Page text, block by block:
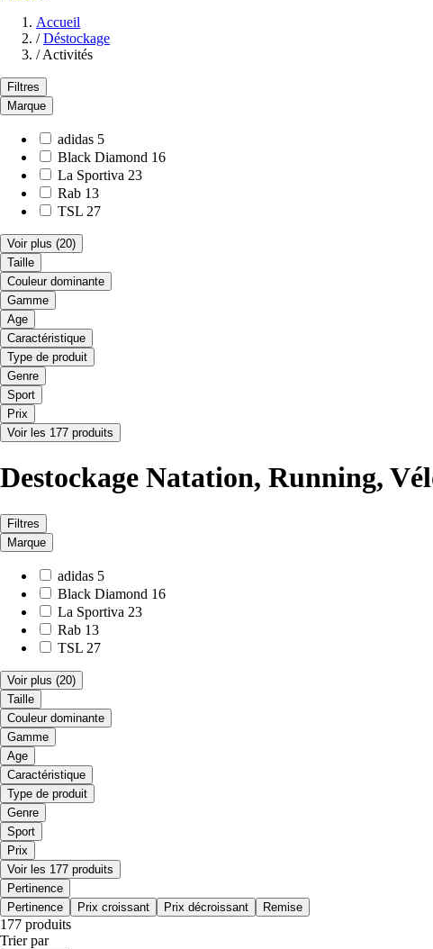
Accueil
/ Déstockage
/ Activités
Filtres
Marque
adidas 5
Black Diamond 16
La Sportiva 23
Rab 13
TSL 27
Voir plus (20)
Taille
Couleur dominante
Gamme
Age
Caractéristique
Type de produit
Genre
Sport
Prix
Voir les 177 produits
Destockage Natation, Running,
Filtres
Marque
adidas 5
Black Diamond 16
La Sportiva 23
Rab 13
TSL 27
Voir plus (20)
Taille
Couleur dominante
Gamme
Age
Caractéristique
Type de produit
Genre
Sport
Prix
Voir les 177 produits
Pertinence
Pertinence
Prix croissant Prix décroissant Remise
177 produits
Trier par